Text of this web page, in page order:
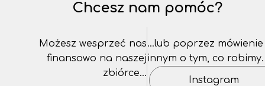
Chcesz nam pomóc?
Możesz wesprzeć nas
finansowo na naszej
zbiórce…
…lub poprzez mówienie
innym o tym, co robimy.
Instagram